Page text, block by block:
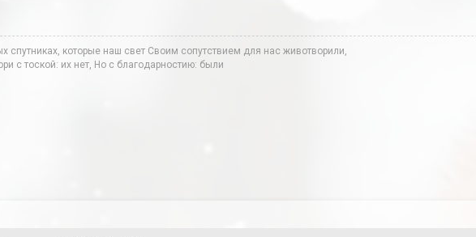
спутниках, которые наш свет Своим сопутствием для нас животворили,
с тоской: их нет, Но с благодарностию: были